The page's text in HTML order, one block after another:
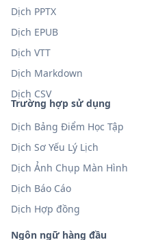
Trường hợp sử dụng
Dịch Bảng Điểm Học Tập
Dịch Sơ Yếu Lý Lịch
Dịch Ảnh Chụp Màn Hình
Dịch Báo Cáo
Dịch Hợp đồng
Ngôn ngữ hàng đầu
Dịch PPTX
Dịch EPUB
Dịch VTT
Dịch Markdown
Dịch CSV